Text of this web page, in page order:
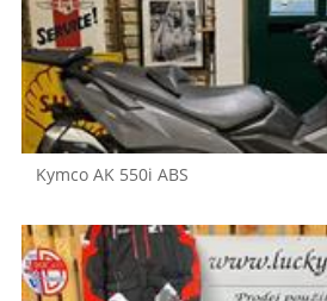
Kymco AK 550i ABS